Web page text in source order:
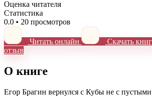
Оценка читателя
Статистика
0.0 • 20 просмотров
Читать онлайн Скачать
отзыв
О книге
Егор Брагин вернулся с Кубы не с